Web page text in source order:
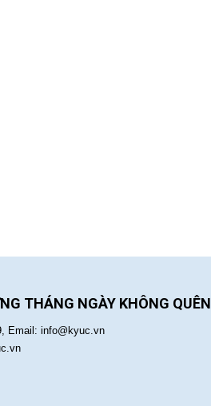
THÁNG NGÀY KHÔNG QUÊN
Email: info@kyuc.vn